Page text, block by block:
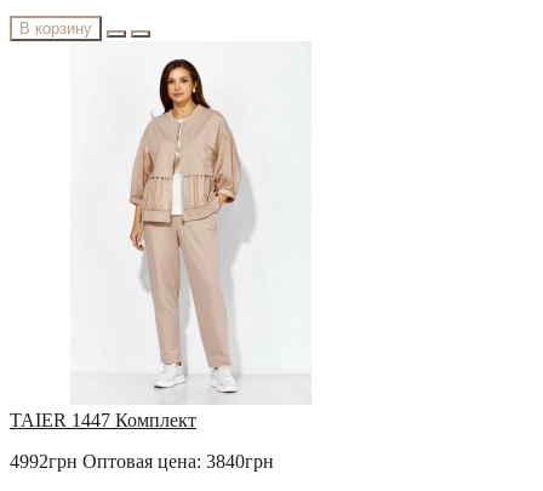
В корзину
TAIER 1447 Комплект
4992грн Оптовая цена: 3840грн